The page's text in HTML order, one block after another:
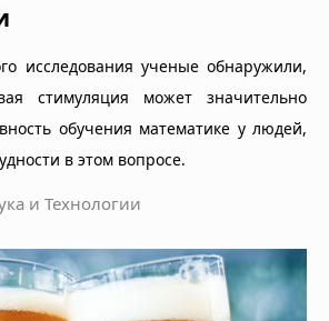
исследования ученые обнаружили,
стимуляция может значительно
обучения математике у людей,
в этом вопросе.
и Технологии